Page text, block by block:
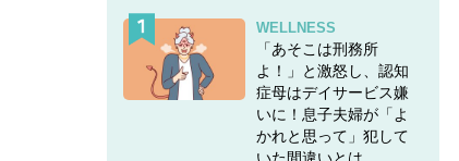
WELLNESS
「あそこは刑務所
よ！」と激怒し、認知
症母はデイサービス嫌
いに！息子夫婦が「よ
かれと思って」犯して
いた間違いとは